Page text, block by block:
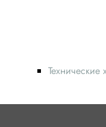
Технические